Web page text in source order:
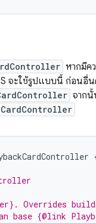
หากมีค
จะใช้รูปแบบนี้ ก่อนอื่น
จาก
Overrides
base {@link